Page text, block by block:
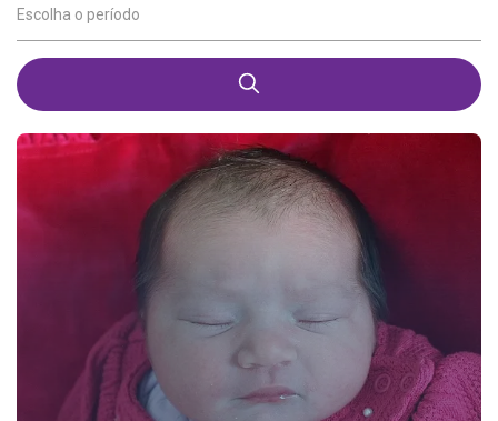
Escolha o período